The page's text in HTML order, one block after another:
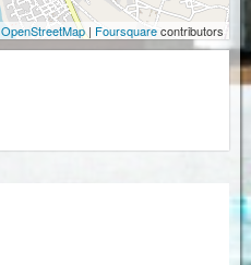
OpenStreetMap| Foursquarecontributors